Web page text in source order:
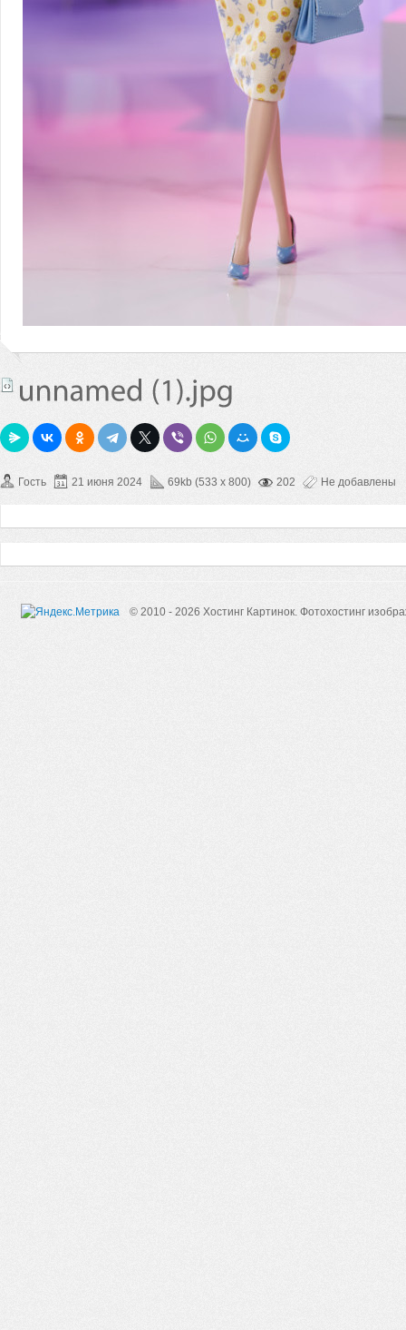
Гость 21 июня 2024 69kb (533 x 800) 202 Не добавлены
© 2010 - 2026 Хостинг Картинок. Фотохостинг